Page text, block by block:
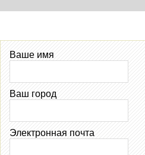
Ваше имя
Ваш город
Электронная почта